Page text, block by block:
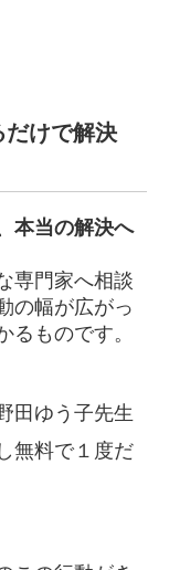
だけで解決
本当の解決へ
専門家へ相談
の幅が広がっ
るものです。
田ゆう子先生
無料で１度だ